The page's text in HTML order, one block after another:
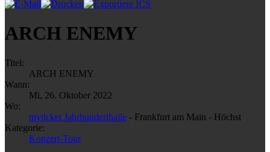
ARCH ENEMY
Titel:
ARCH ENEMY
Wann:
Mi, 26. Oktober 2022
Wo:
myticket Jahrhunderthalle - Frankfurt am Main - Höchst
Kategorie:
Konzert-Tour